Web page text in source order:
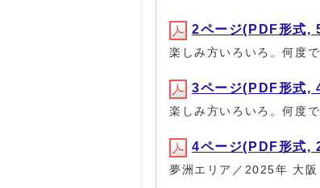
2ページ(PDF形式,
楽しみ方いろいろ。何度
3ページ(PDF形式,
楽しみ方いろいろ。何度
4ページ(PDF形式,
夢洲エリア／2025年 大阪